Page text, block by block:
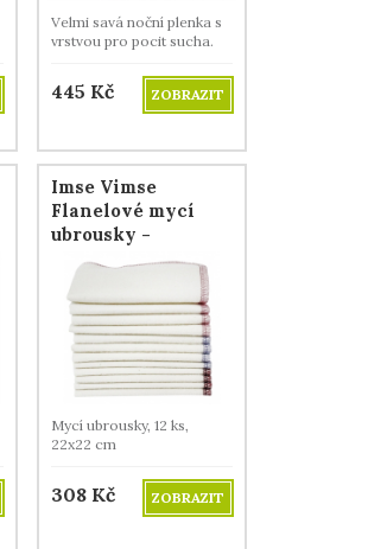
Velmi savá noční plenka s
vrstvou pro pocit sucha.
445 Kč ZOBRAZIT
Imse Vimse
Flanelové mycí
ubrousky -
levandule
Mycí ubrousky, 12 ks,
22x22 cm
308 Kč ZOBRAZIT